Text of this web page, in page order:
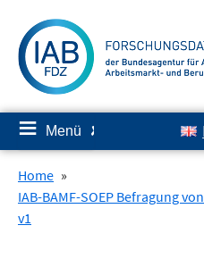
zum
Inhalt
≡ Menü ✘
Home »
IAB-BAMF-SOEP Befragung
v1